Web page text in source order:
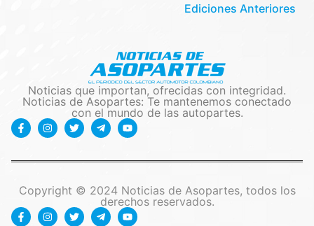
Ediciones Anteriores
Noticias que importan, ofrecidas con integridad.
Noticias de Asopartes: Te mantenemos conectado
con el mundo de las autopartes.
Copyright © 2024 Noticias de Asopartes, todos los
derechos reservados.